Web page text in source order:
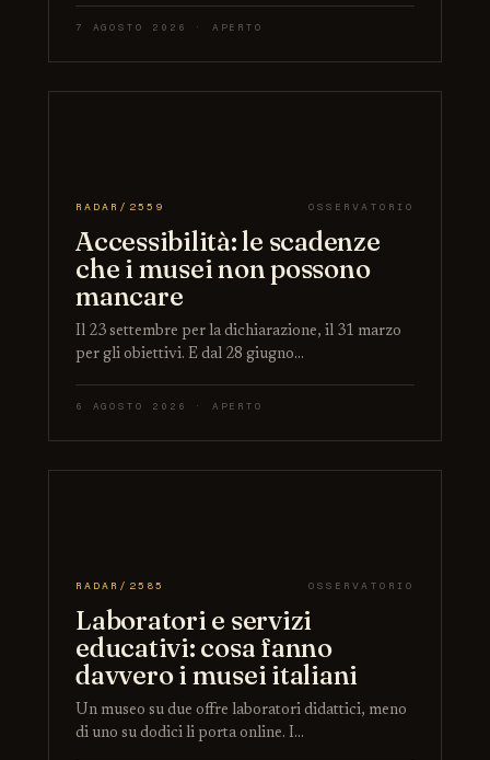
7 AGOSTO 2026 · APERTO
RADAR/2559 OSSERVATORIO
Accessibilità: le scadenze
che i musei non possono
mancare
Il 23 settembre per la dichiarazione, il 31 marzo
per gli obiettivi. E dal 28 giugno…
6 AGOSTO 2026 · APERTO
RADAR/2585 OSSERVATORIO
Laboratori e servizi
educativi: cosa fanno
davvero i musei italiani
Un museo su due offre laboratori didattici, meno
di uno su dodici li porta online. I…